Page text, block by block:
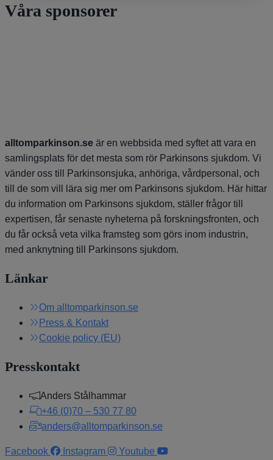
Våra sponsorer
alltomparkinson.se är en webbsida med syftet att vara en
samlingsplats för det mesta som rör Parkinsons sjukdom. Vi
vänder oss till Parkinsonsjuka, anhöriga, vårdpersonal, och
till de som vill lära sig mer om Parkinsons sjukdom. Här hittar
du information om Parkinsons sjukdom, ställer frågor till
expertisen, får senaste nyheterna på forskningsfronten, och
du får också veta vilka framsteg som görs inom industrin,
med anknytning till Parkinsons sjukdom.
Länkar
Om alltomparkinson.se
Press & Kontakt
Cookie policy (EU)
Presskontakt
Anders Stålhammar
+46 (0)70 – 530 77 80
anders@alltomparkinson.se
Facebook Instagram Youtube